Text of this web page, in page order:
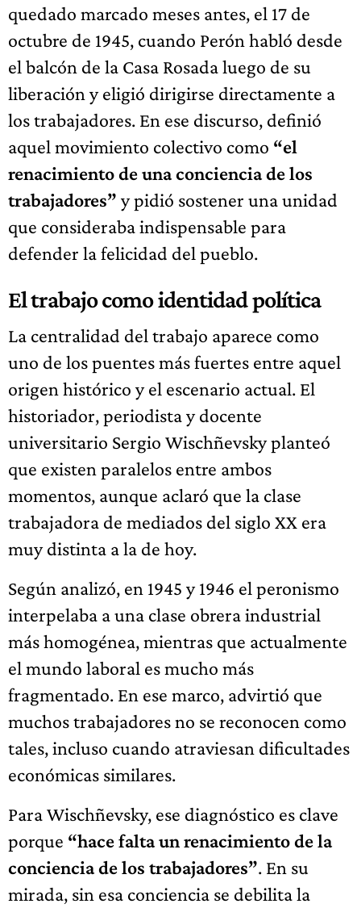
quedado marcado meses antes, el 17 de
octubre de 1945, cuando Perón habló desde
el balcón de la Casa Rosada luego de su
liberación y eligió dirigirse directamente a
los trabajadores. En ese discurso, definió
aquel movimiento colectivo como “el
renacimiento de una conciencia de los
trabajadores” y pidió sostener una unidad
que consideraba indispensable para
defender la felicidad del pueblo.
El trabajo como identidad política
La centralidad del trabajo aparece como
uno de los puentes más fuertes entre aquel
origen histórico y el escenario actual. El
historiador, periodista y docente
universitario Sergio Wischñevsky planteó
que existen paralelos entre ambos
momentos, aunque aclaró que la clase
trabajadora de mediados del siglo XX era
muy distinta a la de hoy.
Según analizó, en 1945 y 1946 el peronismo
interpelaba a una clase obrera industrial
más homogénea, mientras que actualmente
el mundo laboral es mucho más
fragmentado. En ese marco, advirtió que
muchos trabajadores no se reconocen como
tales, incluso cuando atraviesan dificultades
económicas similares.
Para Wischñevsky, ese diagnóstico es clave
porque “hace falta un renacimiento de la
conciencia de los trabajadores”. En su
mirada, sin esa conciencia se debilita la